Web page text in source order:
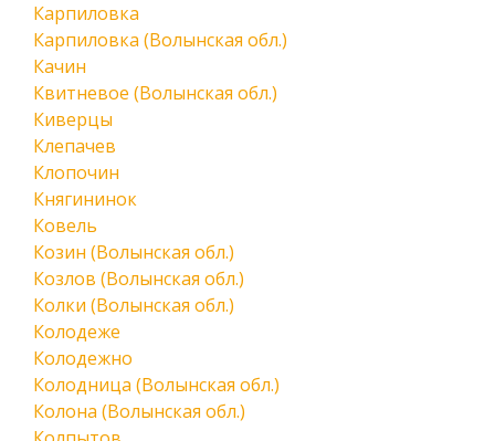
Карпиловка
Карпиловка (Волынская обл.)
Качин
Квитневое (Волынская обл.)
Киверцы
Клепачев
Клопочин
Княгининок
Ковель
Козин (Волынская обл.)
Козлов (Волынская обл.)
Колки (Волынская обл.)
Колодеже
Колодежно
Колодница (Волынская обл.)
Колона (Волынская обл.)